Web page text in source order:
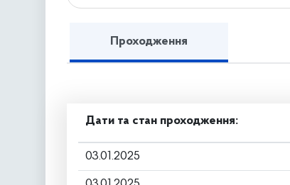
Проходження
Дати та стан проходження:
03.01.2025